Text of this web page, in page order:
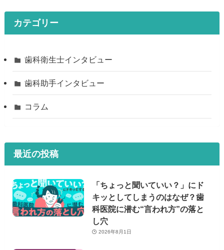
カテゴリー
歯科衛生士インタビュー
歯科助手インタビュー
コラム
最近の投稿
「ちょっと聞いていい？」にド
キッとしてしまうのはなぜ？歯
科医院に潜む“言われ方”の落と
し穴
2026年8月1日